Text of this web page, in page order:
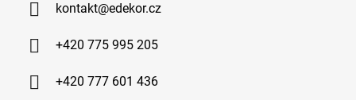
kontakt@edekor.cz
+420 775 995 205
+420 777 601 436